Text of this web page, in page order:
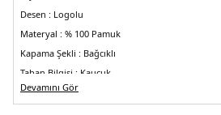
Desen : Logolu
Materyal : % 100 Pamuk
Kapama Şekli : Bağcıklı
Taban Bilgisi : Kauçuk
Menşei :Çin
Devamını Gör